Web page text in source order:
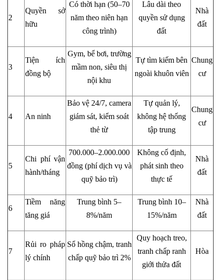
2
Quyền sở
hữu
Có thời hạn (50–70
năm theo niên hạn
công trình)
Lâu dài theo
quyền sử dụng
đất
Nhà
đất
3
Tiện ích
đồng bộ
Gym, bể bơi, trường
mầm non, siêu thị
nội khu
Tự tìm kiếm bên
ngoài khuôn viên
Chung
cư
4 An ninh
Bảo vệ 24/7, camera
giám sát, kiểm soát
thẻ từ
Tự quản lý,
không hệ thống
tập trung
Chung
cư
5
Chi phí vận
hành/tháng
700.000–2.000.000
đồng (phí dịch vụ và
quỹ bảo trì)
Không cố định,
phát sinh theo
thực tế
Nhà
đất
6
Tiềm năng
tăng giá
Trung bình 5–
8%/năm
Trung bình 10–
15%/năm
Nhà
đất
7
Rủi ro pháp
lý chính
Sổ hồng chậm, tranh
chấp quỹ bảo trì 2%
Quy hoạch treo,
tranh chấp ranh
giới thửa đất
Hòa